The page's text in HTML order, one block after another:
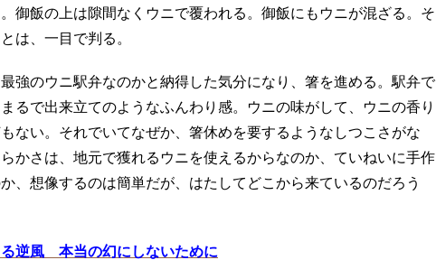
御飯の上は隙間なくウニで覆われる。御飯にもウニが混ざる。そ
は、一目で判る。
強のウニ駅弁なのかと納得した気分になり、箸を進める。駅弁で
るで出来立てのようなふんわり感。ウニの味がして、ウニの香り
ない。それでいてなぜか、箸休めを要するようなしつこさがな
かさは、地元で獲れるウニを使えるからなのか、ていねいに手作
、想像するのは簡単だが、はたしてどこから来ているのだろう
る逆風 本当の幻にしないために